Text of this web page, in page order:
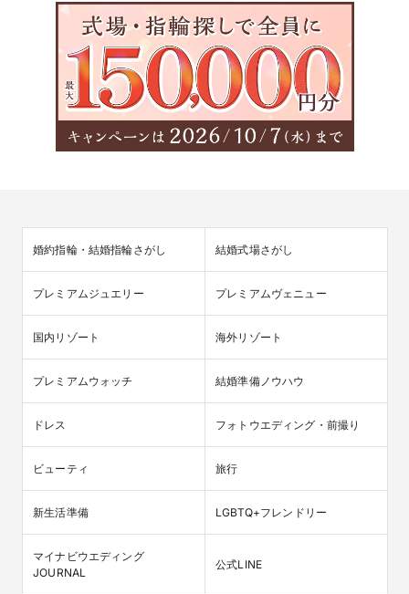
婚約指輪・結婚指輪さがし 結婚式場さがし
プレミアムジュエリー プレミアムヴェニュー
国内リゾート 海外リゾート
プレミアムウォッチ 結婚準備ノウハウ
ドレス フォトウエディング・前撮り
ビューティ 旅行
新生活準備 LGBTQ+フレンドリー
マイナビウエディング
JOURNAL
公式LINE